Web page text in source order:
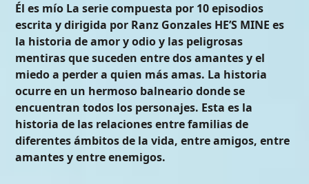
Él es mío La serie compuesta por 10 episodios
escrita y dirigida por Ranz Gonzales HE’S MINE es
la historia de amor y odio y las peligrosas
mentiras que suceden entre dos amantes y el
miedo a perder a quien más amas. La historia
ocurre en un hermoso balneario donde se
encuentran todos los personajes. Esta es la
historia de las relaciones entre familias de
diferentes ámbitos de la vida, entre amigos, entre
amantes y entre enemigos.